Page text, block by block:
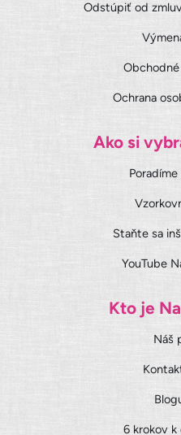
Odstúpiť od
Ochrana
Ako si
Staňte sa
YouTube
Kto je
Náš
6 krokov k